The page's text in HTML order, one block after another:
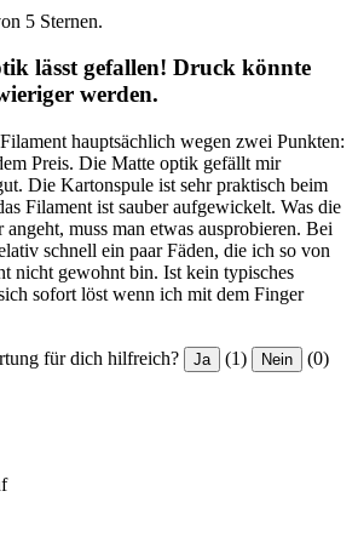
5 Sternen.
lässt gefallen! Druck könnte
werden.
hauptsächlich wegen zwei Punkten:
Preis. Die Matte optik gefällt mir
Die Kartonspule ist sehr praktisch beim
Filament ist sauber aufgewickelt. Was die
muss man etwas ausprobieren. Bei
schnell ein paar Fäden, die ich so von
nicht gewohnt bin. Ist kein typisches
sofort löst wenn ich mit dem Finger
für dich hilfreich? Ja (1) Nein (0)